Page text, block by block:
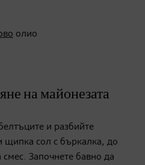
олио
на майонезата
и разбийте
щипка сол с бъркалка, до
смес. Започнете бавно да